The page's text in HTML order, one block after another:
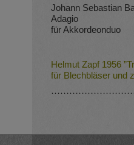
Johann Sebastian
Adagio
für Akkordeonduo
Helmut Zapf 1956
für Blechbläser und